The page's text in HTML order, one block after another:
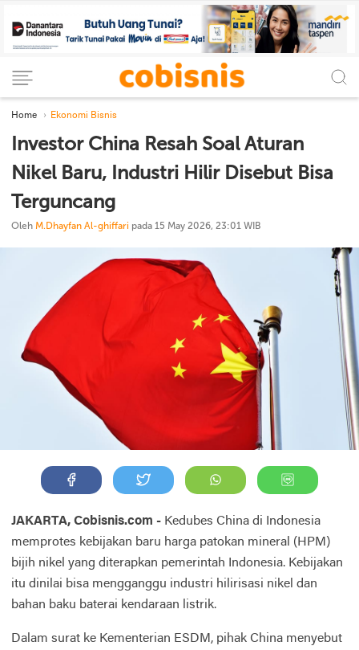
Home Ekonomi Bisnis
Investor China Resah Soal Aturan
Nikel Baru, Industri Hilir Disebut Bisa
Terguncang
Oleh M.Dhayfan Al-ghiffari pada 15 May 2026, 23:01 WIB
JAKARTA, Cobisnis.com - Kedubes China di Indonesia
memprotes kebijakan baru harga patokan mineral (HPM)
bijih nikel yang diterapkan pemerintah Indonesia. Kebijakan
itu dinilai bisa mengganggu industri hilirisasi nikel dan
bahan baku baterai kendaraan listrik.
Dalam surat ke Kementerian ESDM, pihak China menyebut